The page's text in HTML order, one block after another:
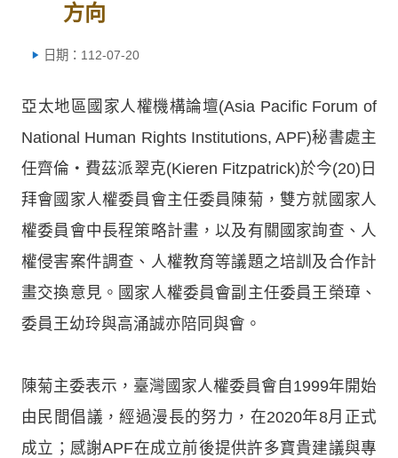
方向
日期：112-07-20
亞太地區國家人權機構論壇(Asia Pacific Forum of
National Human Rights Institutions, APF)秘書處主
任齊倫‧費茲派翠克(Kieren Fitzpatrick)於今(20)日
拜會國家人權委員會主任委員陳菊，雙方就國家人
權委員會中長程策略計畫，以及有關國家詢查、人
權侵害案件調查、人權教育等議題之培訓及合作計
畫交換意見。國家人權委員會副主任委員王榮璋、
委員王幼玲與高涌誠亦陪同與會。
陳菊主委表示，臺灣國家人權委員會自1999年開始
由民間倡議，經過漫長的努力，在2020年8月正式
成立；感謝APF在成立前後提供許多寶貴建議與專